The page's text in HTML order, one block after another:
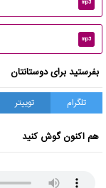
mp3
mp3
بفرستید برای دوستانتان
تلگرام توییتر
هم اکنون گوش کنید